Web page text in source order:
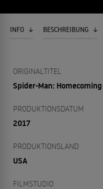
INFO BESCHREIBUNG
ORIGINALTITEL
Spider-Man: Homecoming
PRODUKTIONSDATUM
2017
PRODUKTIONSLAND
USA
FILMSTUDIO